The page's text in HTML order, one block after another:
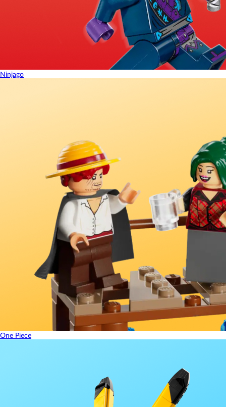
Ninjago
One Piece